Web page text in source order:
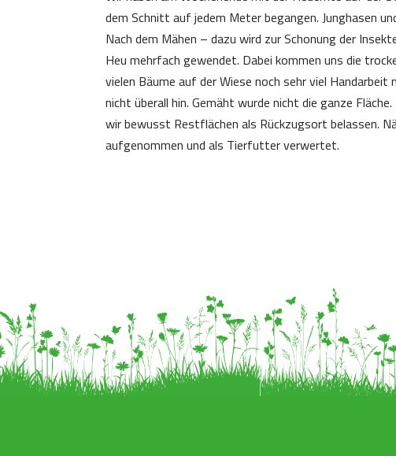
dem Schnitt auf jedem Meter begangen. Junghasen
Nach dem Mähen – dazu wird zur Schonung der
Heu mehrfach gewendet. Dabei kommen uns die
vielen Bäume auf der Wiese noch sehr viel
nicht überall hin. Gemäht wurde nicht die ganze
wir bewusst Restflächen als Rückzugsort belassen.
aufgenommen und als Tierfutter verwertet.